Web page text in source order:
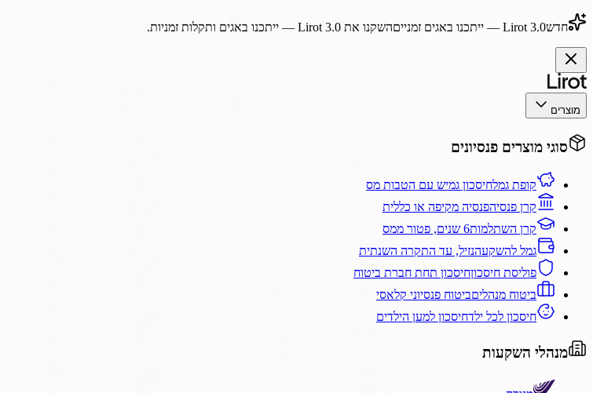
חדשLirot 3.0 — ייתכנו באגים זמנייםהשקנו את Lirot 3.0 — ייתכנו באגים ותקלות זמניות.
מוצרים
סוגי מוצרים פנסיונים
קופת גמלחיסכון גמיש עם הטבות מס
קרן פנסיהפנסיה מקיפה או כללית
קרן השתלמות6 שנים, פטור ממס
גמל להשקעהנזיל, עד התקרה השנתית
פוליסת חיסכוןחיסכון תחת חברת ביטוח
ביטוח מנהליםביטוח פנסיוני קלאסי
חיסכון לכל ילדחיסכון למען הילדים
מנהלי השקעות